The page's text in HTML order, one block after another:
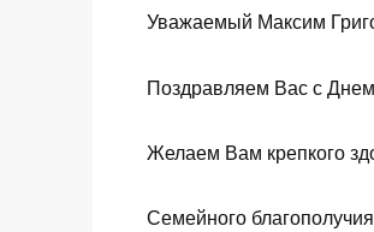
Уважаемый Максим
Поздравляем Вас с
Желаем Вам крепкого
Семейного